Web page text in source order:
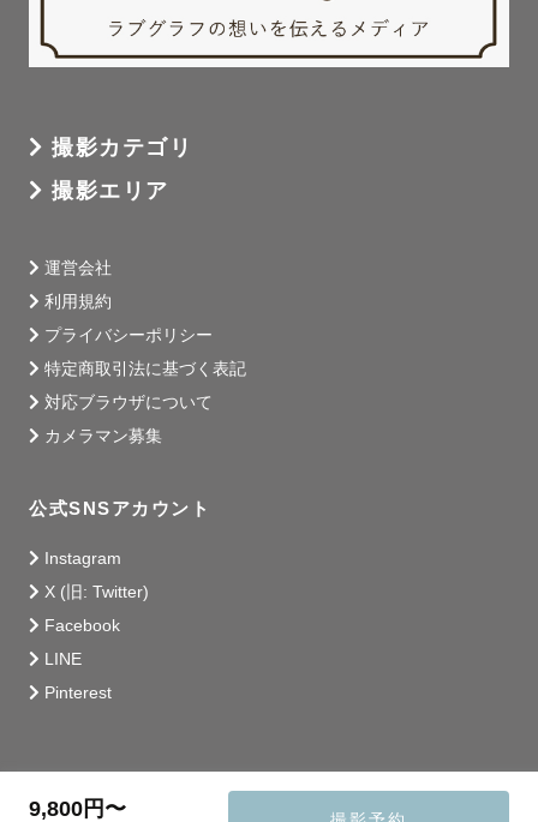
9,800円〜
撮影カテゴリ
撮影エリア
運営会社
利用規約
プライバシーポリシー
特定商取引法に基づく表記
対応ブラウザについて
カメラマン募集
公式SNSアカウント
Instagram
X (旧: Twitter)
Facebook
LINE
Pinterest